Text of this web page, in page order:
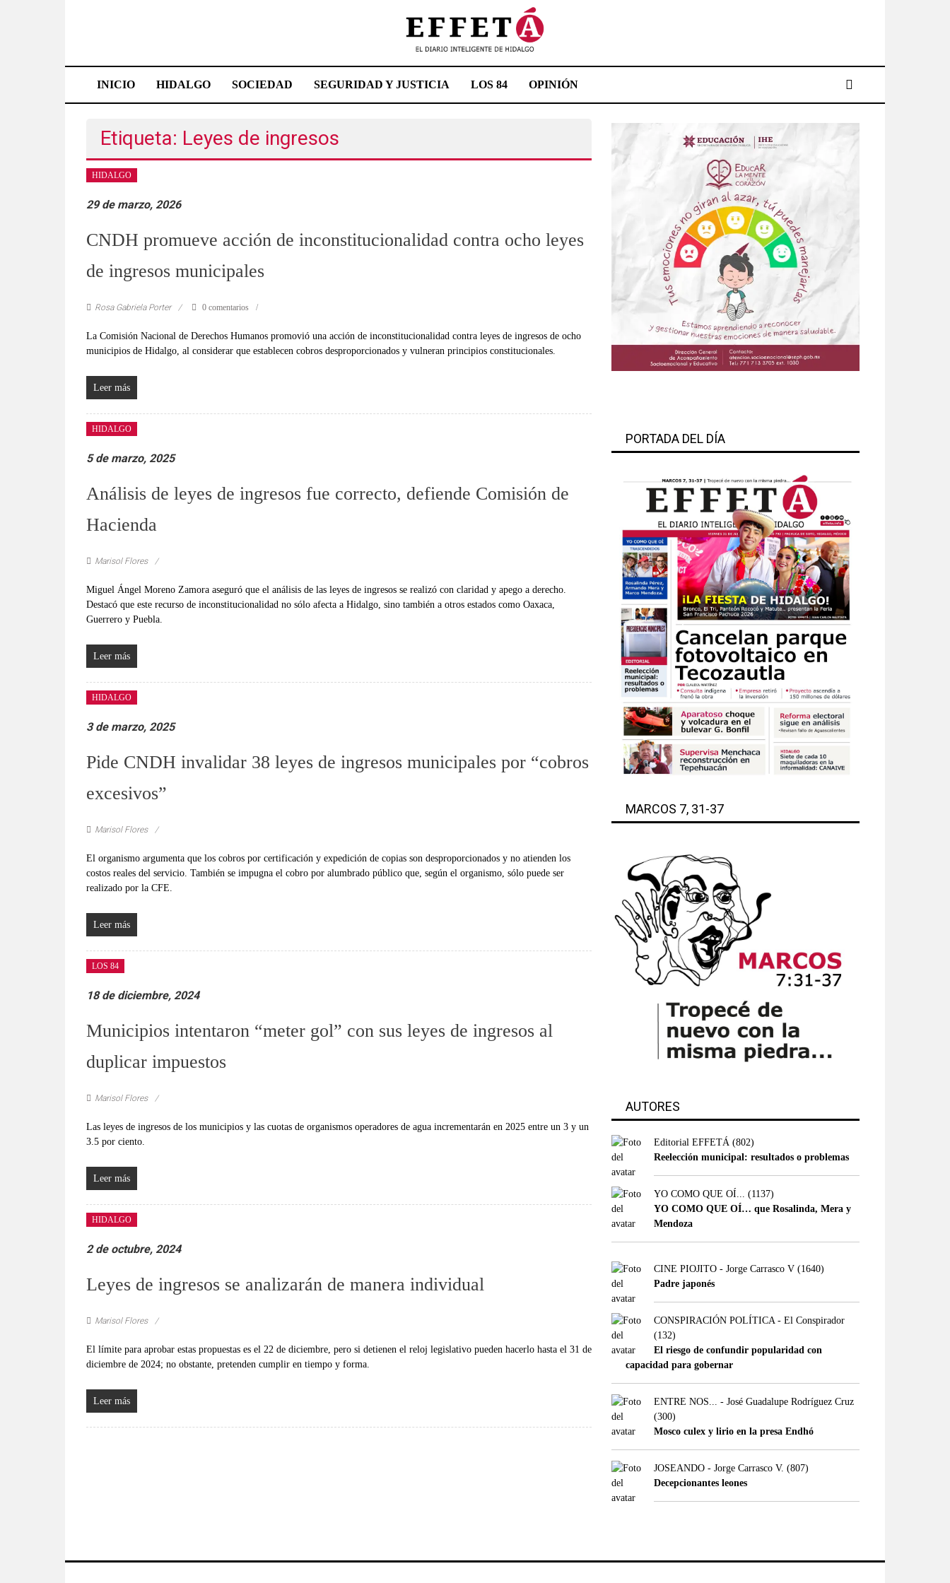
El
periódico
de
Hidalgo
noticias
importantes
estado,
y
al
así
un
análisis
serio
responsable
las
INICIO HIDALGO SOCIEDAD SEGURIDAD Y JUSTICIA LOS 84 OPINIÓN
Etiqueta: Leyes de ingresos
HIDALGO
29 de marzo, 2026
CNDH promueve acción de inconstitucionalidad contra ocho leyes
de ingresos municipales
Rosa Gabriela Porter 0 comentarios
La Comisión Nacional de Derechos Humanos promovió una acción de inconstitucionalidad contra leyes de ingresos de ocho
municipios de Hidalgo, al considerar que establecen cobros desproporcionados y vulneran principios constitucionales.
Leer más
HIDALGO
5 de marzo, 2025
Análisis de leyes de ingresos fue correcto, defiende Comisión de
Hacienda
Marisol Flores
Miguel Ángel Moreno Zamora aseguró que el análisis de las leyes de ingresos se realizó con claridad y apego a derecho.
Destacó que este recurso de inconstitucionalidad no sólo afecta a Hidalgo, sino también a otros estados como Oaxaca,
Guerrero y Puebla.
Leer más
HIDALGO
3 de marzo, 2025
Pide CNDH invalidar 38 leyes de ingresos municipales por “cobros
excesivos”
Marisol Flores
El organismo argumenta que los cobros por certificación y expedición de copias son desproporcionados y no atienden los
costos reales del servicio. También se impugna el cobro por alumbrado público que, según el organismo, sólo puede ser
realizado por la CFE.
Leer más
LOS 84
18 de diciembre, 2024
Municipios intentaron “meter gol” con sus leyes de ingresos al
duplicar impuestos
Marisol Flores
Las leyes de ingresos de los municipios y las cuotas de organismos operadores de agua incrementarán en 2025 entre un 3 y un
3.5 por ciento.
Leer más
HIDALGO
2 de octubre, 2024
Leyes de ingresos se analizarán de manera individual
Marisol Flores
El límite para aprobar estas propuestas es el 22 de diciembre, pero si detienen el reloj legislativo pueden hacerlo hasta el 31 de
diciembre de 2024; no obstante, pretenden cumplir en tiempo y forma.
Leer más
PORTADA DEL DÍA
MARCOS 7, 31-37
AUTORES
Editorial EFFETÁ (802)
Reelección municipal: resultados o problemas
YO COMO QUE OÍ... (1137)
YO COMO QUE OÍ… que Rosalinda, Mera y
Mendoza
CINE PIOJITO - Jorge Carrasco V (1640)
Padre japonés
CONSPIRACIÓN POLÍTICA - El Conspirador
(132)
El riesgo de confundir popularidad con
capacidad para gobernar
ENTRE NOS... - José Guadalupe Rodríguez Cruz
(300)
Mosco culex y lirio en la presa Endhó
JOSEANDO - Jorge Carrasco V. (807)
Decepcionantes leones